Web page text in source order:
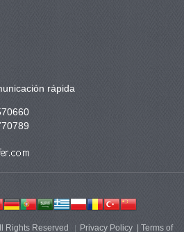
rápida
Rights Reserved Privacy Policy| Terms of